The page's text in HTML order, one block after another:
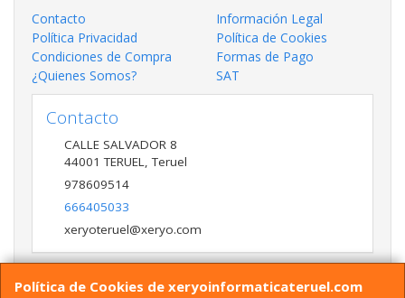
Política de Cookies de xeryoinformaticateruel.com
Contacto
Información Legal
Política Privacidad
Política de Cookies
Condiciones de Compra
Formas de Pago
¿Quienes Somos?
SAT
Contacto
CALLE SALVADOR 8
44001 TERUEL,Teruel
978609514
666405033
xeryoteruel@xeryo.com
Horario